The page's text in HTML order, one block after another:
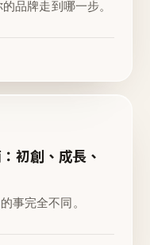
品牌走到哪一步。
初創、成長、
事完全不同。